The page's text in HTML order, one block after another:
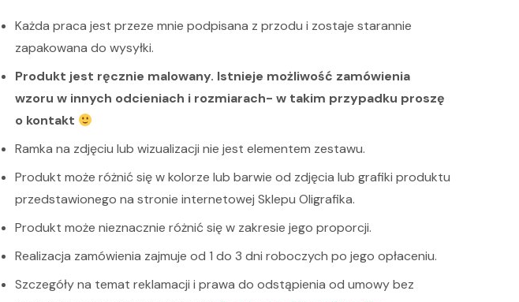
Każda praca jest przeze mnie podpisana z przodu i zostaje starannie
zapakowana do wysyłki.
Produkt jest ręcznie malowany. Istnieje możliwość zamówienia
wzoru w innych odcieniach i rozmiarach- w takim przypadku proszę
o kontakt
Ramka na zdjęciu lub wizualizacji nie jest elementem zestawu.
Produkt może różnić się w kolorze lub barwie od zdjęcia lub grafiki produktu
przedstawionego na stronie internetowej Sklepu Oligrafika.
Produkt może nieznacznie różnić się w zakresie jego proporcji.
Realizacja zamówienia zajmuje od 1 do 3 dni roboczych po jego opłaceniu.
Szczegóły na temat reklamacji i prawa do odstąpienia od umowy bez